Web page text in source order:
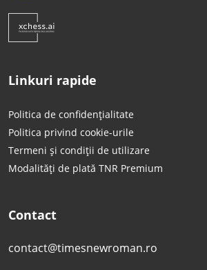
Linkuri rapide
Politica de confidențialitate
Politica privind cookie-urile
Termeni și condiții de utilizare
Modalități de plată TNR Premium
Contact
contact@timesnewroman.ro